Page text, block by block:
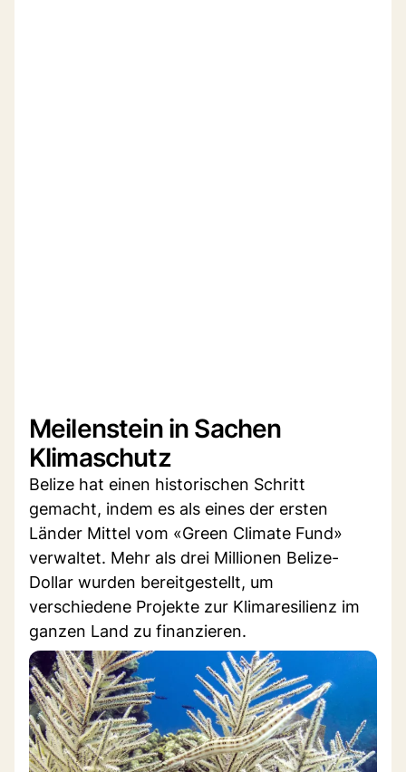
Meilenstein in Sachen
Klimaschutz
Belize hat einen historischen Schritt
gemacht, indem es als eines der ersten
Länder Mittel vom «Green Climate Fund»
verwaltet. Mehr als drei Millionen Belize-
Dollar wurden bereitgestellt, um
verschiedene Projekte zur Klimaresilienz im
ganzen Land zu finanzieren.